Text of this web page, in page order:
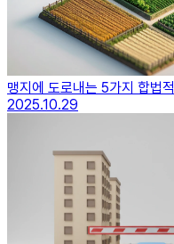
맹지에 도로내는 5가지 합법
2025.10.29